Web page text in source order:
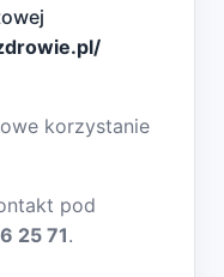
korzystanie
pod
25 71.